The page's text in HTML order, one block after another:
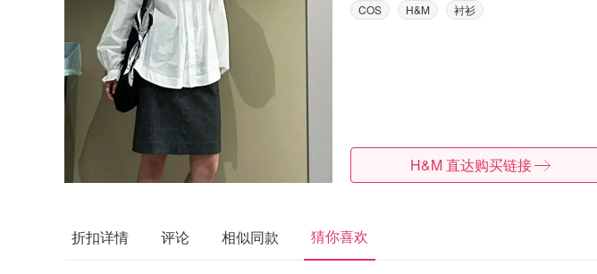
COS H&M 衬衫
H&M 直达购买链接
折扣详情 评论 相似同款 猜你喜欢